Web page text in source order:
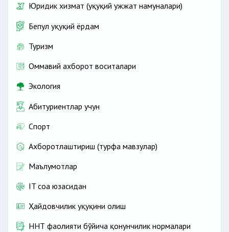
Юридик хизмат (ҳуқуқий ҳужжат намуналари)
Бепул ҳуқуқий ёрдам
Туризм
Оммавий ахборот воситалари
Экология
Абитуриентлар учун
Спорт
Ахборотлаштириш (турфа мавзулар)
Маълумотлар
IT соҳа юзасидан
Ҳайдовчилик ҳуқуқини олиш
ННТ фаолияти бўйича қонунчилик нормалари